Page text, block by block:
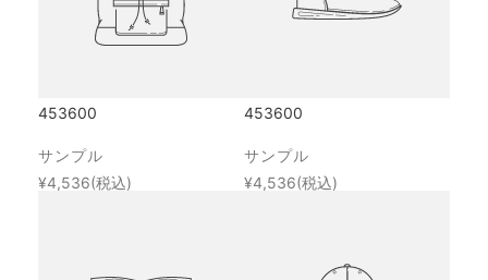
453600
サンプル
¥4,536(税込)
453600
サンプル
¥4,536(税込)